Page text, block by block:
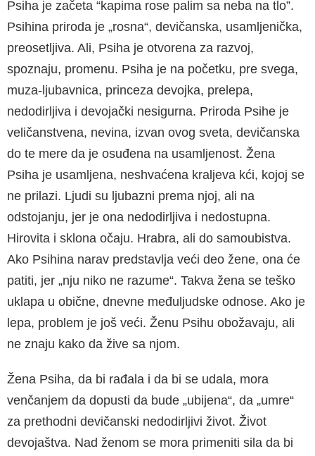
Psiha je začeta “kapima rose palim sa neba na tlo”.
Psihina priroda je „rosna“, devičanska, usa­mljenička,
preosetljiva. Ali, Psiha je otvorena za razvoj,
spoznaju, promenu. Psiha je na početku, pre svega,
muza-ljubavnica, princeza devojka, prelepa,
nedodirljiva i devojački nesigurna. Pri­roda Psihe je
veličanstvena, nevina, izvan ovog sveta, devičanska
do te mere da je osuđena na usamljenost. Žena
Psiha je usamljena, neshva­ćena kraljeva kći, kojoj se
ne prilazi. Ljudi su lju­bazni prema njoj, ali na
odstojanju, jer je ona ne­dodirljiva i nedostupna.
Hirovita i sklona očaju. Hrabra, ali do samoubistva.
Ako Psihina narav predstavlja veći deo žene, ona će
patiti, jer „nju niko ne razume“. Takva žena se teško
uklapa u obične, dnevne međuljudske odnose. Ako je
lepa, problem je još veći. Ženu Psihu obožavaju, ali
ne znaju kako da žive sa njom.
Žena Psiha, da bi rađala i da bi se udala, mora
venčanjem da dopusti da bude „ubijena“, da „umre“
za prethodni devičanski nedodirljivi ži­vot. Život
devojaštva. Nad ženom se mora pri­meniti sila da bi